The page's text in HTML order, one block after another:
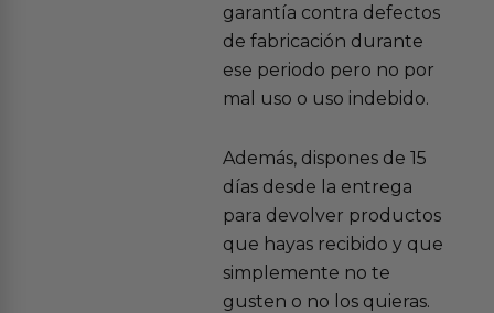
garantía contra defectos
de fabricación durante
ese periodo pero no por
mal uso o uso indebido.
Además, dispones de 15
días desde la entrega
para devolver productos
que hayas recibido y que
simplemente no te
gusten o no los quieras.